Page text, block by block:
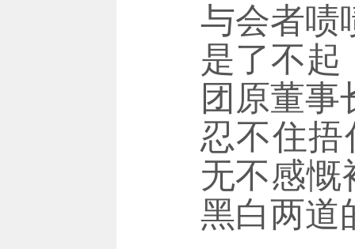
与会者啧
是了不起
团原董事
忍不住捂
无不感慨
黑白两道